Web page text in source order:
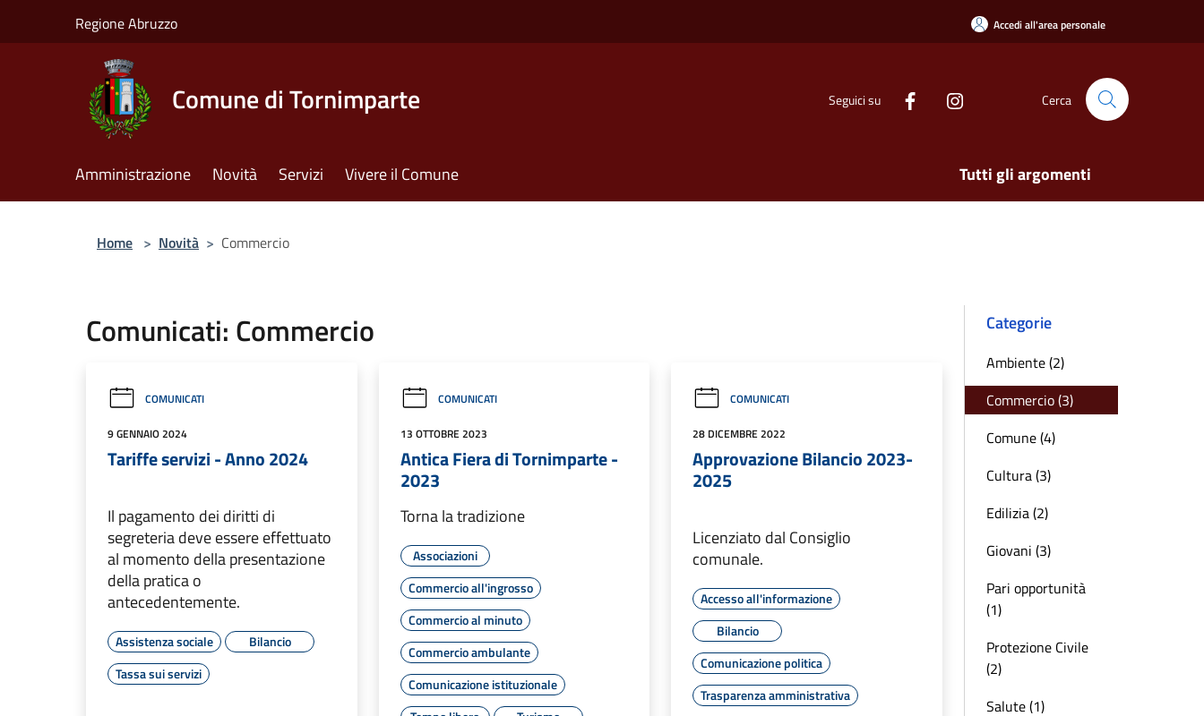
Regione Abruzzo Accedi all'area personale
Comune di Tornimparte Seguici su Cerca
Amministrazione Novità Servizi Vivere il Comune Tutti gli argomenti
Home > Novità > Commercio
Comunicati: Commercio
COMUNICATI
9 GENNAIO 2024
Tariffe servizi - Anno 2024
Il pagamento dei diritti di
segreteria deve essere effettuato
al momento della presentazione
della pratica o
antecedentemente.
Assistenza sociale
Bilancio
Tassa sui servizi
COMUNICATI
13 OTTOBRE 2023
Antica Fiera di Tornimparte -
2023
Torna la tradizione
Associazioni
Commercio all'ingrosso
Commercio al minuto
Commercio ambulante
Comunicazione istituzionale
COMUNICATI
28 DICEMBRE 2022
Approvazione Bilancio 2023-
2025
Licenziato dal Consiglio
comunale.
Accesso all'informazione
Bilancio
Comunicazione politica
Trasparenza amministrativa
Categorie
Ambiente (2)
Commercio (3)
Comune (4)
Cultura (3)
Edilizia (2)
Giovani (3)
Pari opportunità
(1)
Protezione Civile
(2)
Salute (1)